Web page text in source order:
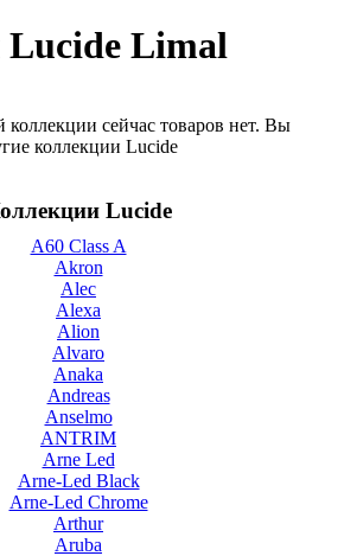
Lucide Limal
сейчас товаров нет. Вы
коллекции Lucide
Lucide
A60 Class A
Akron
Alec
Alexa
Alion
Alvaro
Anaka
Andreas
Anselmo
ANTRIM
Arne Led
Arne-Led Black
Arne-Led Chrome
Arthur
Aruba